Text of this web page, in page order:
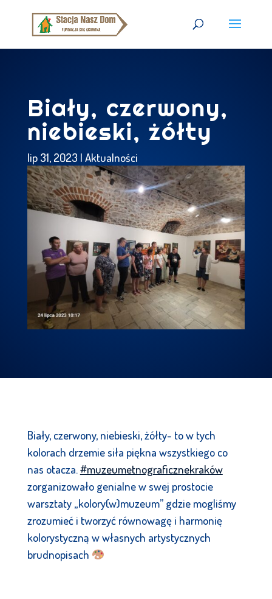
Biały, czerwony,
niebieski, żółty
lip 31, 2023 | Aktualności
Biały, czerwony, niebieski, żółty- to w tych
kolorach drzemie siła piękna wszystkiego co
nas otacza.#muzeumetnograficznekraków
zorganizowało genialne w swej prostocie
warsztaty „kolory(w)muzeum” gdzie mogliśmy
zrozumieć i tworzyć równowagę i harmonię
kolorystyczną w własnych artystycznych
brudnopisach